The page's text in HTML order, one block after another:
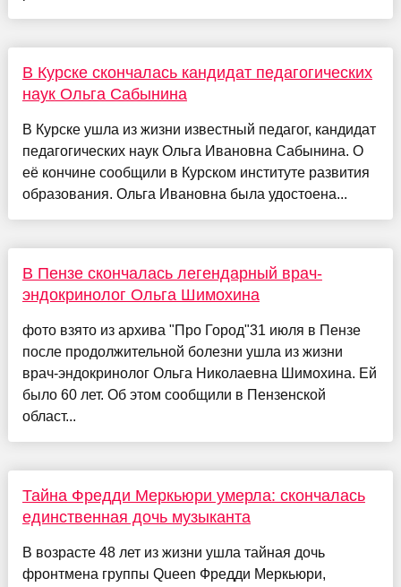
В Курске скончалась кандидат педагогических
наук Ольга Сабынина
В Курске ушла из жизни известный педагог, кандидат
педагогических наук Ольга Ивановна Сабынина. О
её кончине сообщили в Курском институте развития
образования. Ольга Ивановна была удостоена...
В Пензе скончалась легендарный врач-
эндокринолог Ольга Шимохина
фото взято из архива "Про Город"31 июля в Пензе
после продолжительной болезни ушла из жизни
врач-эндокринолог Ольга Николаевна Шимохина. Ей
было 60 лет. Об этом сообщили в Пензенской
област...
Тайна Фредди Меркьюри умерла: скончалась
единственная дочь музыканта
В возрасте 48 лет из жизни ушла тайная дочь
фронтмена группы Queen Фредди Меркьюри,